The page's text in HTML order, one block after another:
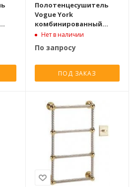
Полотенцесушитель
Vogue York
комбинированный
1600x600, античное
Нет в наличии
По запросу
ПОД ЗАКАЗ